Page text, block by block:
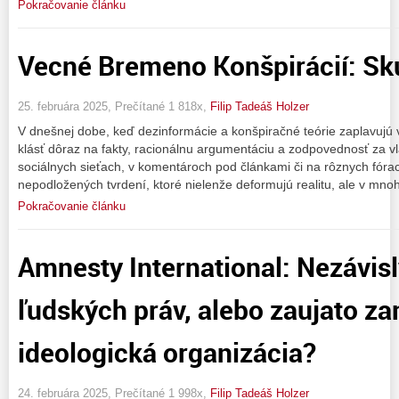
Pokračovanie článku
Vecné Bremeno Konšpirácií:
25. februára 2025, Prečítané 1 818x, Filip Tadeáš Holzer
V dnešnej dobe, keď dezinformácie a konšpiračné teórie zaplavujú
klásť dôraz na fakty, racionálnu argumentáciu a zodpovednosť za
sociálnych sieťach, v komentároch pod článkami či na rôznych
nepodložených tvrdení, ktoré nielenže deformujú realitu, ale v
Pokračovanie článku
Amnesty International:
ľudských práv, alebo zaujato
ideologická organizácia?
24. februára 2025, Prečítané 1 998x, Filip Tadeáš Holzer